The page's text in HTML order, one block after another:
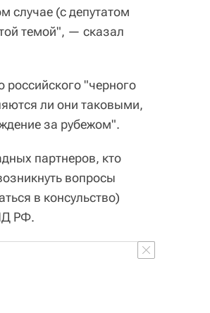
случае (с депутатом
темой", — сказал
"черного
ли они таковыми,
за рубежом".
партнеров, кто
вопросы
в консульство)
РФ.